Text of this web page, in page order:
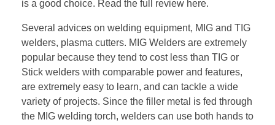
is a good choice. Read the full review here.
Several advices on welding equipment, MIG and TIG
welders, plasma cutters. MIG Welders are extremely
popular because they tend to cost less than TIG or
Stick welders with comparable power and features,
are extremely easy to learn, and can tackle a wide
variety of projects. Since the filler metal is fed through
the MIG welding torch, welders can use both hands to